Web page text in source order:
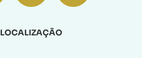
LOCALIZAÇÃO